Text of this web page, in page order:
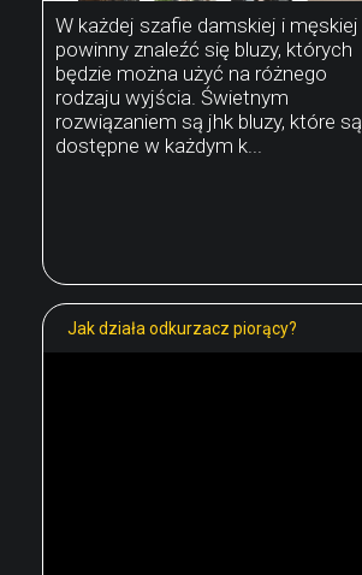
W każdej szafie damskiej i męskiej
powinny znaleźć się bluzy, których
będzie można użyć na różnego
rodzaju wyjścia. Świetnym
rozwiązaniem są jhk bluzy, które są
dostępne w każdym k...
Jak działa odkurzacz piorący?